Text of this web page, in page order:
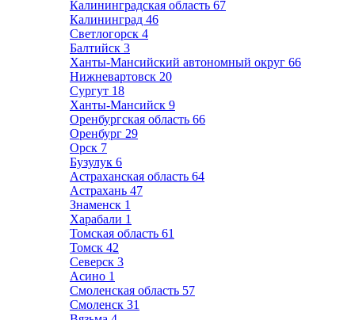
Калининградская область 67
Калининград 46
Светлогорск 4
Балтийск 3
Ханты-Мансийский автономный округ 66
Нижневартовск 20
Сургут 18
Ханты-Мансийск 9
Оренбургская область 66
Оренбург 29
Орск 7
Бузулук 6
Астраханская область 64
Астрахань 47
Знаменск 1
Харабали 1
Томская область 61
Томск 42
Северск 3
Асино 1
Смоленская область 57
Смоленск 31